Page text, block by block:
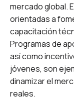
mercado global.
orientadas a
capacitación
Programas de
así como
jóvenes, son
dinamizar el
reales.